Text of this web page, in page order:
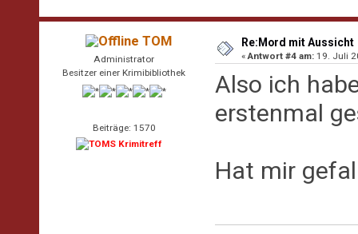
TOM
Administrator
Besitzer einer Krimibibliothek
Beiträge: 1570
Re:Mord mit Aussicht
«Antwort #4 am: 19. Juli
Also ich
erstenmal
Hat mir